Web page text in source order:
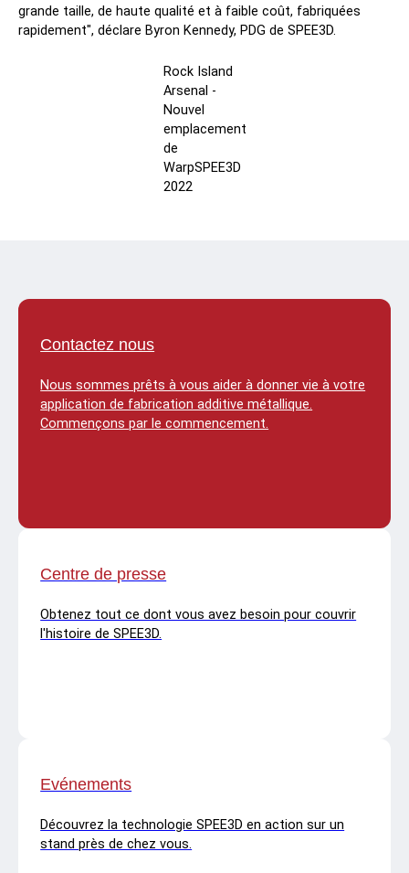
grande taille, de haute qualité et à faible coût, fabriquées
rapidement", déclare Byron Kennedy, PDG de SPEE3D.
Rock Island
Arsenal -
Nouvel
emplacement
de
WarpSPEE3D
2022
Contactez nous
Nous sommes prêts à vous aider à donner vie à votre
application de fabrication additive métallique.
Commençons par le commencement.
Centre de presse
Obtenez tout ce dont vous avez besoin pour couvrir
l'histoire de SPEE3D.
Evénements
Découvrez la technologie SPEE3D en action sur un
stand près de chez vous.